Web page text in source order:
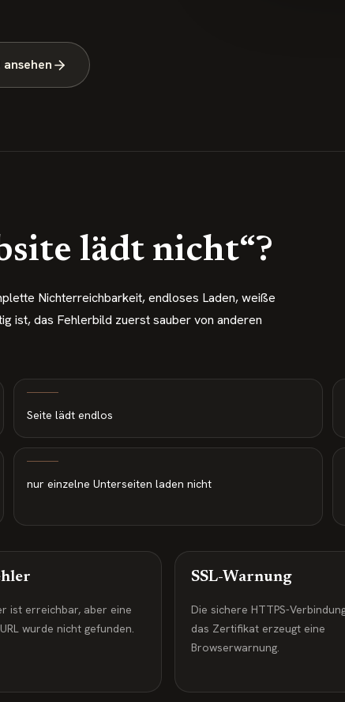
lädt nicht“?
Nichterreichbarkeit, endloses Laden, weiße
ist, das Fehlerbild zuerst sauber von anderen
Seite lädt endlos
nur einzelne Unterseiten laden nicht
ist erreichbar, aber eine
wurde nicht gefunden.
SSL-Warnung
Die sichere HTTPS-
das Zertifikat erzeugt eine
Browserwarnung.